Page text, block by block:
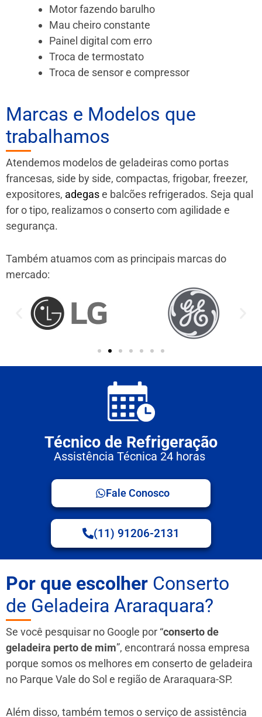
Motor fazendo barulho
Mau cheiro constante
Painel digital com erro
Troca de termostato
Troca de sensor e compressor
Marcas e Modelos que
trabalhamos
Atendemos modelos de geladeiras como portas
francesas, side by side, compactas, frigobar, freezer,
expositores, adegase balcões refrigerados. Seja qual
for o tipo, realizamos o conserto com agilidade e
segurança.
Também atuamos com as principais marcas do
mercado:
Técnico de Refrigeração
Assistência Técnica 24 horas
Fale Conosco
(11) 91206-2131
Por que escolher Conserto
de Geladeira Araraquara?
Se você pesquisar no Google por “conserto de
geladeira perto de mim”, encontrará nossa empresa
porque somos os melhores em conserto de geladeira
no Parque Vale do Sol e região de Araraquara-SP.
Além disso, também temos o serviço de assistência